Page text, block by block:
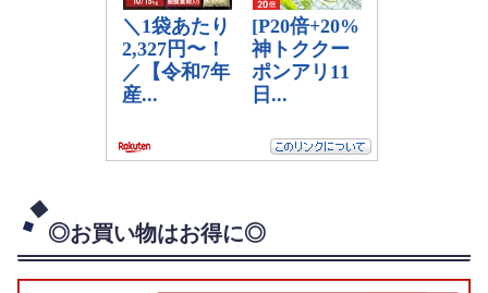
◎お買い物はお得に◎